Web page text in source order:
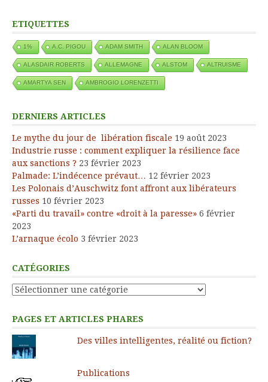
ETIQUETTES
1% A.C. PIGOU ADAM SMITH ALAN BLOOM
ALASDAIR ROBERTS ALLEMAGNE ALSTOM ALTRUISME
AMARTYA SEN AMBROGIO LORENZETTI
DERNIERS ARTICLES
Le mythe du jour de libération fiscale 19 août 2023
Industrie russe : comment expliquer la résilience face
aux sanctions ? 23 février 2023
Palmade: L’indécence prévaut… 12 février 2023
Les Polonais d’Auschwitz font affront aux libérateurs
russes 10 février 2023
«Parti du travail» contre «droit à la paresse» 6 février
2023
L’arnaque écolo 3 février 2023
CATÉGORIES
Catégories
PAGES ET ARTICLES PHARES
Des villes intelligentes, réalité ou fiction?
Publications